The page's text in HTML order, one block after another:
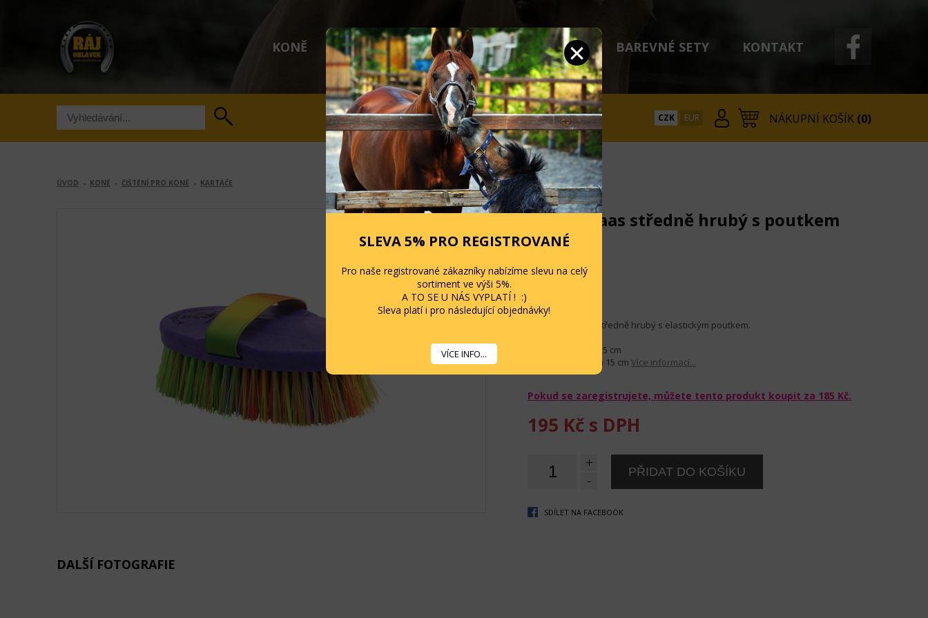
KONĚ JEZDCI STÁJ A OHRADA SLEVY BAREVNÉ SETY KONTAKT
NÁKUPNÍ KOŠÍK (0)
CZK EUR
ÚVOD - KONĚ - ČIŠTĚNÍ PRO KONĚ - KARTÁČE
Kartáč Haas středně hrubý s poutkem
duhový
Kód: 71387
Kartáč na špínu, středně hrubý s elastickým poutkem.
Délka štětin: cca 3,5 cm
Délka kartáče: cca 15 cm Více informací...
Pokud se zaregistrujete, můžete tento produkt koupit za 185 Kč.
195 Kč s DPH
+
-
SDÍLET NA FACEBOOK
DALŠÍ FOTOGRAFIE
SLEVA 5% PRO REGISTROVANÉ
Pro naše registrované zákazníky nabízíme slevu na celý
sortiment ve výši 5%.
A TO SE U NÁS VYPLATÍ ! :)
Sleva platí i pro následující objednávky!
VÍCE INFO...